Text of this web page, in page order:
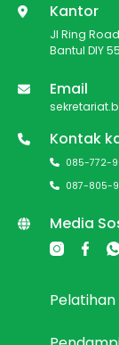
Kantor
Jl Ring
Bantul DIY
Email
Kontak
085-772-
087-805-
Media
Pelatihan